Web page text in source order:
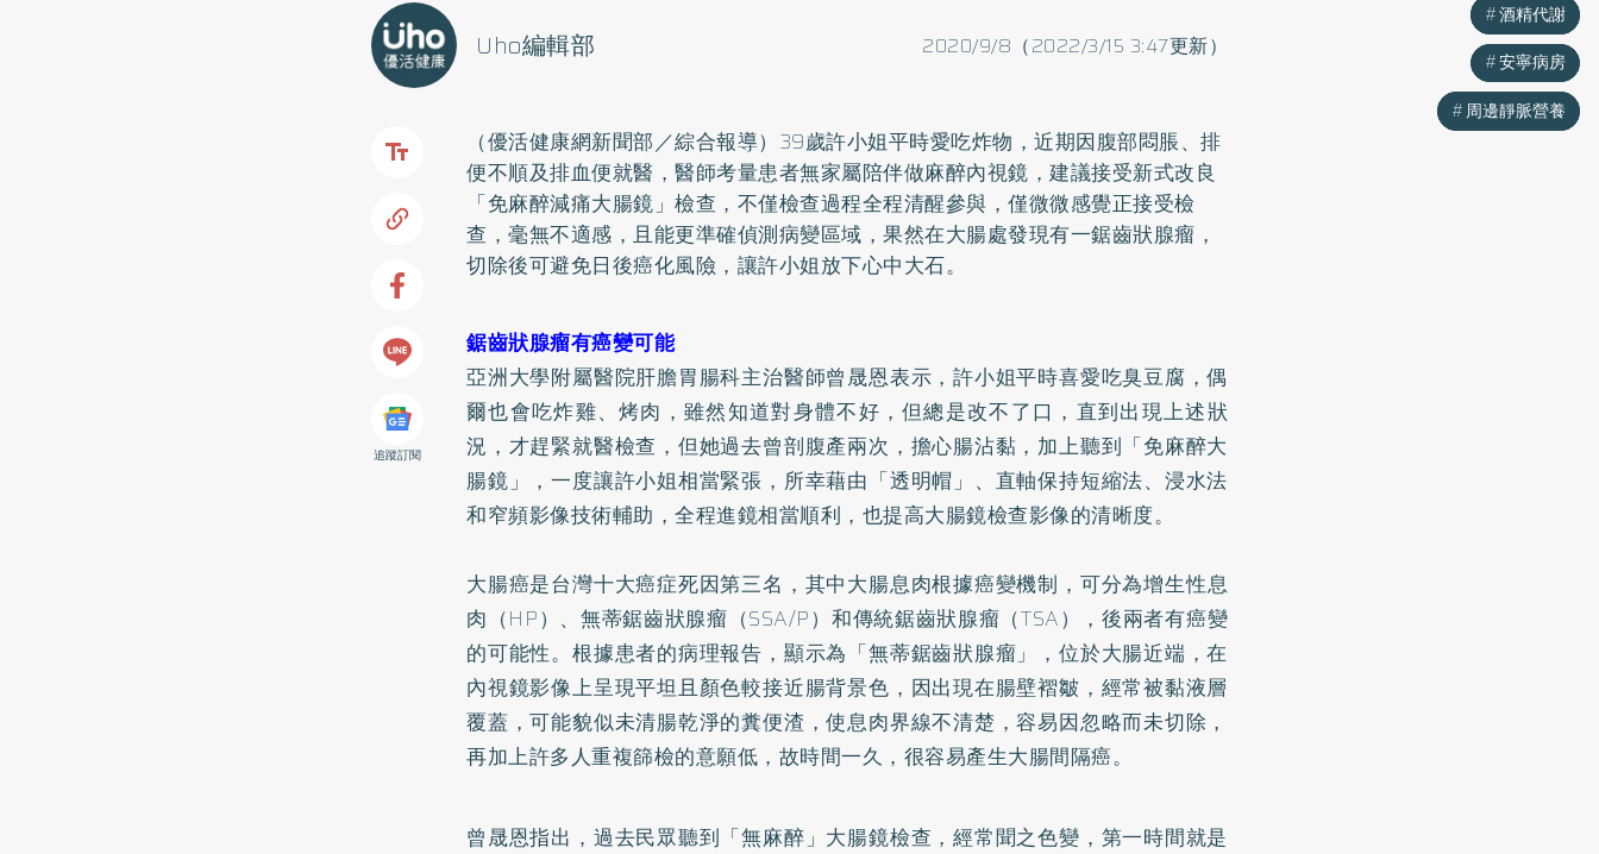
2020/9/8（2022/3/15 3:47更新）
Uho編輯部
追蹤訂閱
（優活健康網新聞部／綜合報導）39歲許小姐平時愛吃炸物，近期因腹部悶脹、排
便不順及排血便就醫，醫師考量患者無家屬陪伴做麻醉內視鏡，建議接受新式改良
「免麻醉減痛大腸鏡」檢查，不僅檢查過程全程清醒參與，僅微微感覺正接受檢
查，毫無不適感，且能更準確偵測病變區域，果然在大腸處發現有一鋸齒狀腺瘤，
切除後可避免日後癌化風險，讓許小姐放下心中大石。
鋸齒狀腺瘤有癌變可能
亞洲大學附屬醫院肝膽胃腸科主治醫師曾晟恩表示，許小姐平時喜愛吃臭豆腐，偶
爾也會吃炸雞、烤肉，雖然知道對身體不好，但總是改不了口，直到出現上述狀
況，才趕緊就醫檢查，但她過去曾剖腹產兩次，擔心腸沾黏，加上聽到「免麻醉大
腸鏡」，一度讓許小姐相當緊張，所幸藉由「透明帽」、直軸保持短縮法、浸水法
和窄頻影像技術輔助，全程進鏡相當順利，也提高大腸鏡檢查影像的清晰度。
大腸癌是台灣十大癌症死因第三名，其中大腸息肉根據癌變機制，可分為增生性息
肉（HP）、無蒂鋸齒狀腺瘤（SSA/P）和傳統鋸齒狀腺瘤（TSA），後兩者有癌變
的可能性。根據患者的病理報告，顯示為「無蒂鋸齒狀腺瘤」，位於大腸近端，在
內視鏡影像上呈現平坦且顏色較接近腸背景色，因出現在腸壁褶皺，經常被黏液層
覆蓋，可能貌似未清腸乾淨的糞便渣，使息肉界線不清楚，容易因忽略而未切除，
再加上許多人重複篩檢的意願低，故時間一久，很容易產生大腸間隔癌。
曾晟恩指出，過去民眾聽到「無麻醉」大腸鏡檢查，經常聞之色變，第一時間就是
酒精代謝
安寧病房
周邊靜脈營養
酒精代謝
安寧病房
周邊靜脈營養